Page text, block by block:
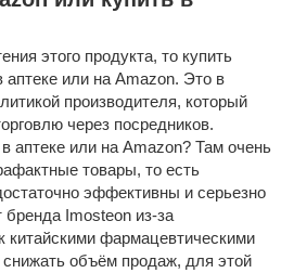
этого продукта, то купить
или на Amazon. Это в
производителя, который
через посредников.
аптеке или на Amazon? Там очень
товары, то есть
эффективны и серьезно
бренда Imosteon из-за
китайскими фармацевтическими
объём продаж, для этой